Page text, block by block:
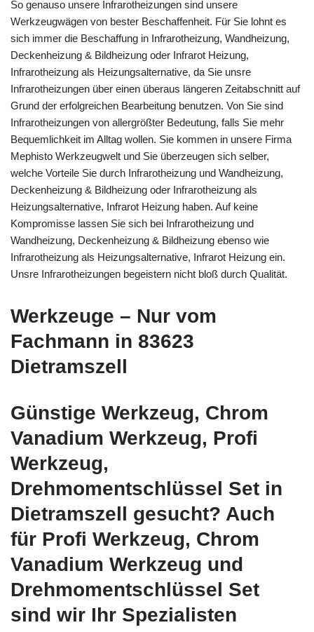
So genauso unsere Infrarotheizungen sind unsere
Werkzeugwägen von bester Beschaffenheit. Für Sie lohnt es
sich immer die Beschaffung in Infrarotheizung, Wandheizung,
Deckenheizung & Bildheizung oder Infrarot Heizung,
Infrarotheizung als Heizungsalternative, da Sie unsre
Infrarotheizungen über einen überaus längeren Zeitabschnitt auf
Grund der erfolgreichen Bearbeitung benutzen. Von Sie sind
Infrarotheizungen von allergrößter Bedeutung, falls Sie mehr
Bequemlichkeit im Alltag wollen. Sie kommen in unsere Firma
Mephisto Werkzeugwelt und Sie überzeugen sich selber,
welche Vorteile Sie durch Infrarotheizung und Wandheizung,
Deckenheizung & Bildheizung oder Infrarotheizung als
Heizungsalternative, Infrarot Heizung haben. Auf keine
Kompromisse lassen Sie sich bei Infrarotheizung und
Wandheizung, Deckenheizung & Bildheizung ebenso wie
Infrarotheizung als Heizungsalternative, Infrarot Heizung ein.
Unsre Infrarotheizungen begeistern nicht bloß durch Qualität.
Werkzeuge – Nur vom
Fachmann in 83623
Dietramszell
Günstige Werkzeug, Chrom
Vanadium Werkzeug, Profi
Werkzeug,
Drehmomentschlüssel Set in
Dietramszell gesucht? Auch
für Profi Werkzeug, Chrom
Vanadium Werkzeug und
Drehmomentschlüssel Set
sind wir Ihr Spezialisten